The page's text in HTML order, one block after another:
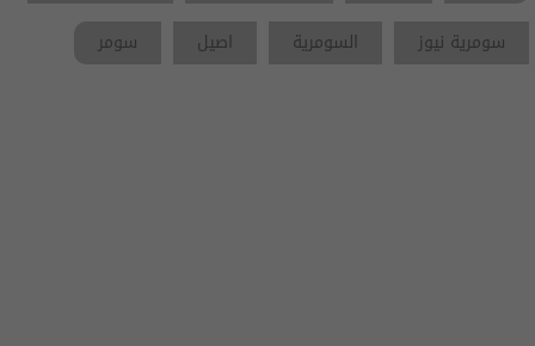
سومرية نيوز
السومرية اصيل سومر